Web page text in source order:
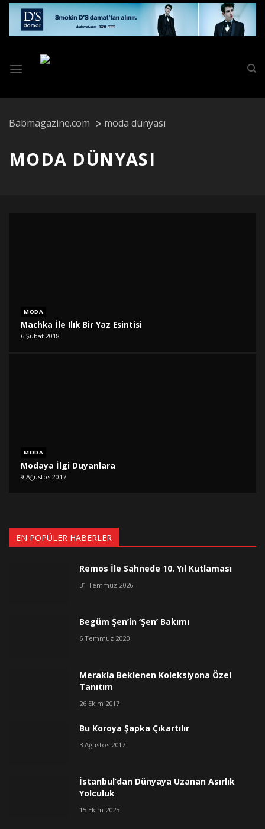
Skip
content
Babmagazine.com moda dünyası
MODA DÜNYASI
MODA
Machka İle Ilık Bir Yaz Esintisi
6 Şubat 2018
MODA
Modaya İlgi Duyanlara
9 Ağustos 2017
EN POPÜLER HABERLER
Remos İle Sahnede 10. Yıl Kutlaması
31 Temmuz 2026
Begüm Şen’in ‘Şen’ Bakımı
6 Temmuz 2020
Merakla Beklenen Koleksiyona Özel
Tanıtım
26 Ekim 2017
Bu Koroya Şapka Çıkartılır
3 Ağustos 2017
İstanbul’dan Dünyaya Uzanan Asırlık
Yolculuk
15 Ekim 2025